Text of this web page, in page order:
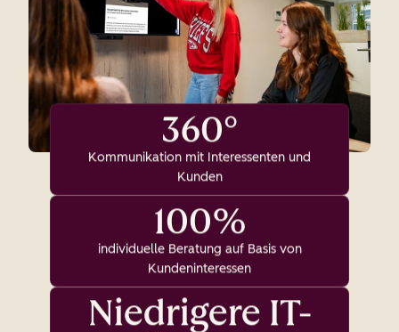
360°
Kommunikation mit Interessenten und
Kunden
100%
individuelle Beratung auf Basis von
Kundeninteressen
Niedrigere IT-